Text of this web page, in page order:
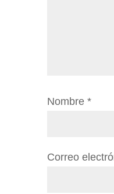
Nombre *
Correo